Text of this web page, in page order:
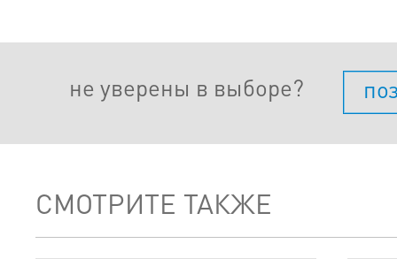
не уверены в выборе?
СМОТРИТЕ ТАКЖЕ